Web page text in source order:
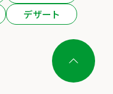
デザート